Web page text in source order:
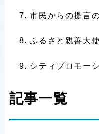
市民からの提言
ふるさと親善大
シティプロモー
記事一覧